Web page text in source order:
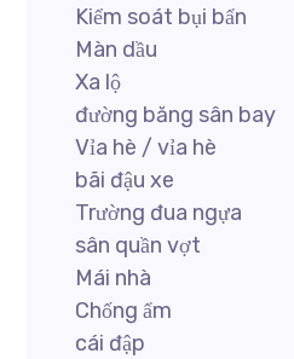
Kiểm soát bụi bẩn
Màn dầu
Xa lộ
đường băng sân bay
Vỉa hè / vỉa hè
bãi đậu xe
Trường đua ngựa
sân quần vợt
Mái nhà
Chống ẩm
cái đập